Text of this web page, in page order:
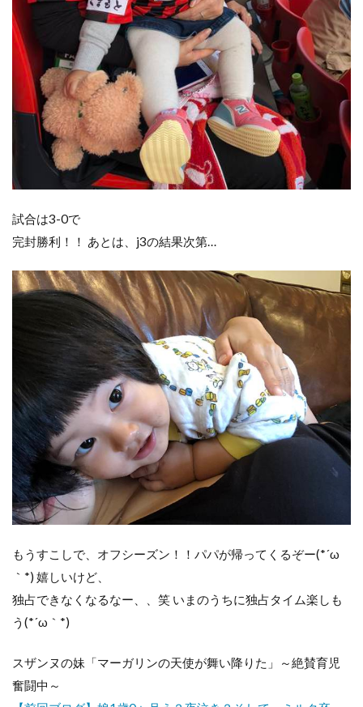
試合は3-0で
完封勝利！！ あとは、j3の結果次第…
もうすこしで、オフシーズン！！パパが帰ってくるぞー(*´ω
｀*) 嬉しいけど、
独占できなくなるなー、、笑 いまのうちに独占タイム楽しも
う(*´ω｀*)
スザンヌの妹「マーガリンの天使が舞い降りた」～絶賛育児
奮闘中～